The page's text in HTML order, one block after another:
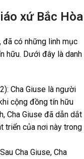
xứ Bắc Hòa
, đã có những linh mục
hữu. Dưới đây là danh
Cha Giuse là người
cộng đồng tín hữu
Cha Giuse đã dẫn dắt
triển của nơi này trong
Cha Giuse, Cha